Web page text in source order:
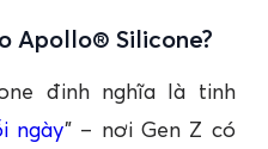
Apollo® Silicone?
đinh nghĩa là tinh
ngày” – nơi Gen Z có